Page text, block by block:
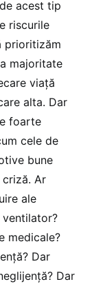
acest tip
riscurile
prioritizăm
majoritate
viață
alta. Dar
foarte
cele de
bune
Ar
ale
ventilator?
medicale?
Dar
Dar